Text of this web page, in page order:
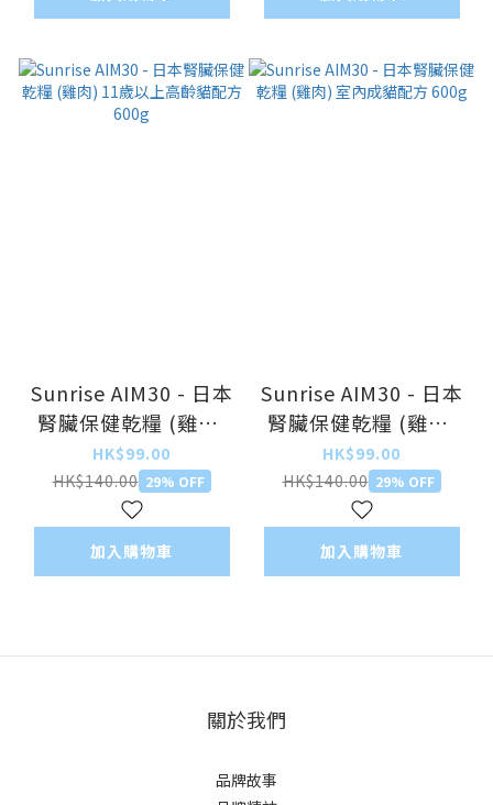
Sunrise AIM30 - 日本
腎臟保健乾糧 (雞肉)
11歲以上高齡貓配方
600g
HK$99.00
HK$140.00 29% OFF
加入購物車
Sunrise AIM30 - 日本
腎臟保健乾糧 (雞肉)
室內成貓配方 600g
HK$99.00
HK$140.00 29% OFF
加入購物車
關於我們
品牌故事